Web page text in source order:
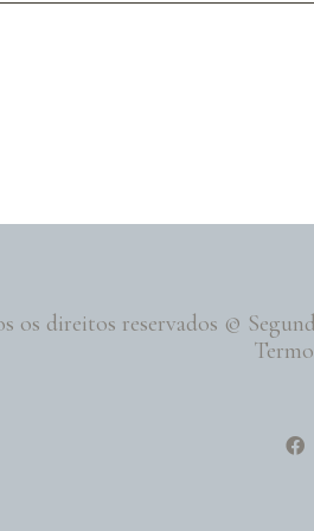
os direitos reservados ©